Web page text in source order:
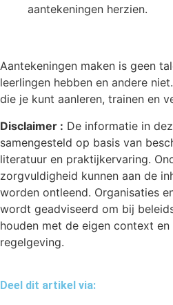
aantekeningen herzien.
Aantekeningen maken is geen
leerlingen hebben en andere
die je kunt aanleren, trainen en
Disclaimer : De informatie in
samengesteld op basis van
literatuur en praktijkervaring.
zorgvuldigheid kunnen aan de
worden ontleend. Organisaties
wordt geadviseerd om bij
houden met de eigen context
regelgeving.
Deel dit artikel via: